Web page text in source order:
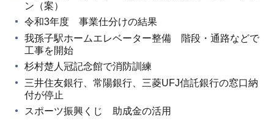
ン（案）
令和3年度 事業仕分けの結果
我孫子駅ホームエレベーター整備 階段・通路などで
工事を開始
杉村楚人冠記念館で消防訓練
三井住友銀行、常陽銀行、三菱UFJ信託銀行の窓口納
付が停止
スポーツ振興くじ 助成金の活用